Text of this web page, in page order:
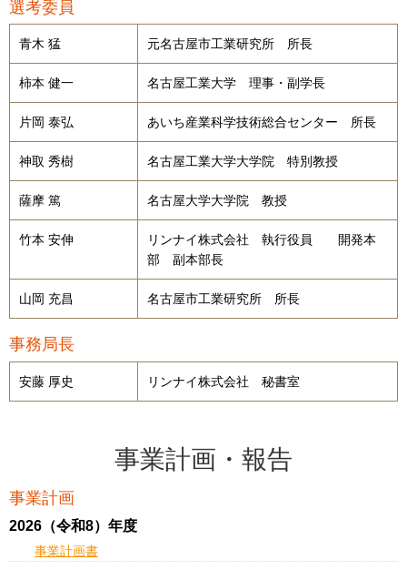
選考委員
青木 猛 元名古屋市工業研究所 所長
柿本 健一 名古屋工業大学 理事・副学長
片岡 泰弘 あいち産業科学技術総合センター 所長
神取 秀樹 名古屋工業大学大学院 特別教授
薩摩 篤 名古屋大学大学院 教授
竹本 安伸
リンナイ株式会社 執行役員 開発本
部 副本部長
山岡 充昌 名古屋市工業研究所 所長
事務局長
安藤 厚史 リンナイ株式会社 秘書室
事業計画・報告
事業計画
2026（令和8）年度
事業計画書